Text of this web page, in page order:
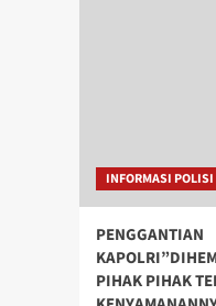
INFORMASI POLISI
PENGGANTIAN
PIHAK PIHAK